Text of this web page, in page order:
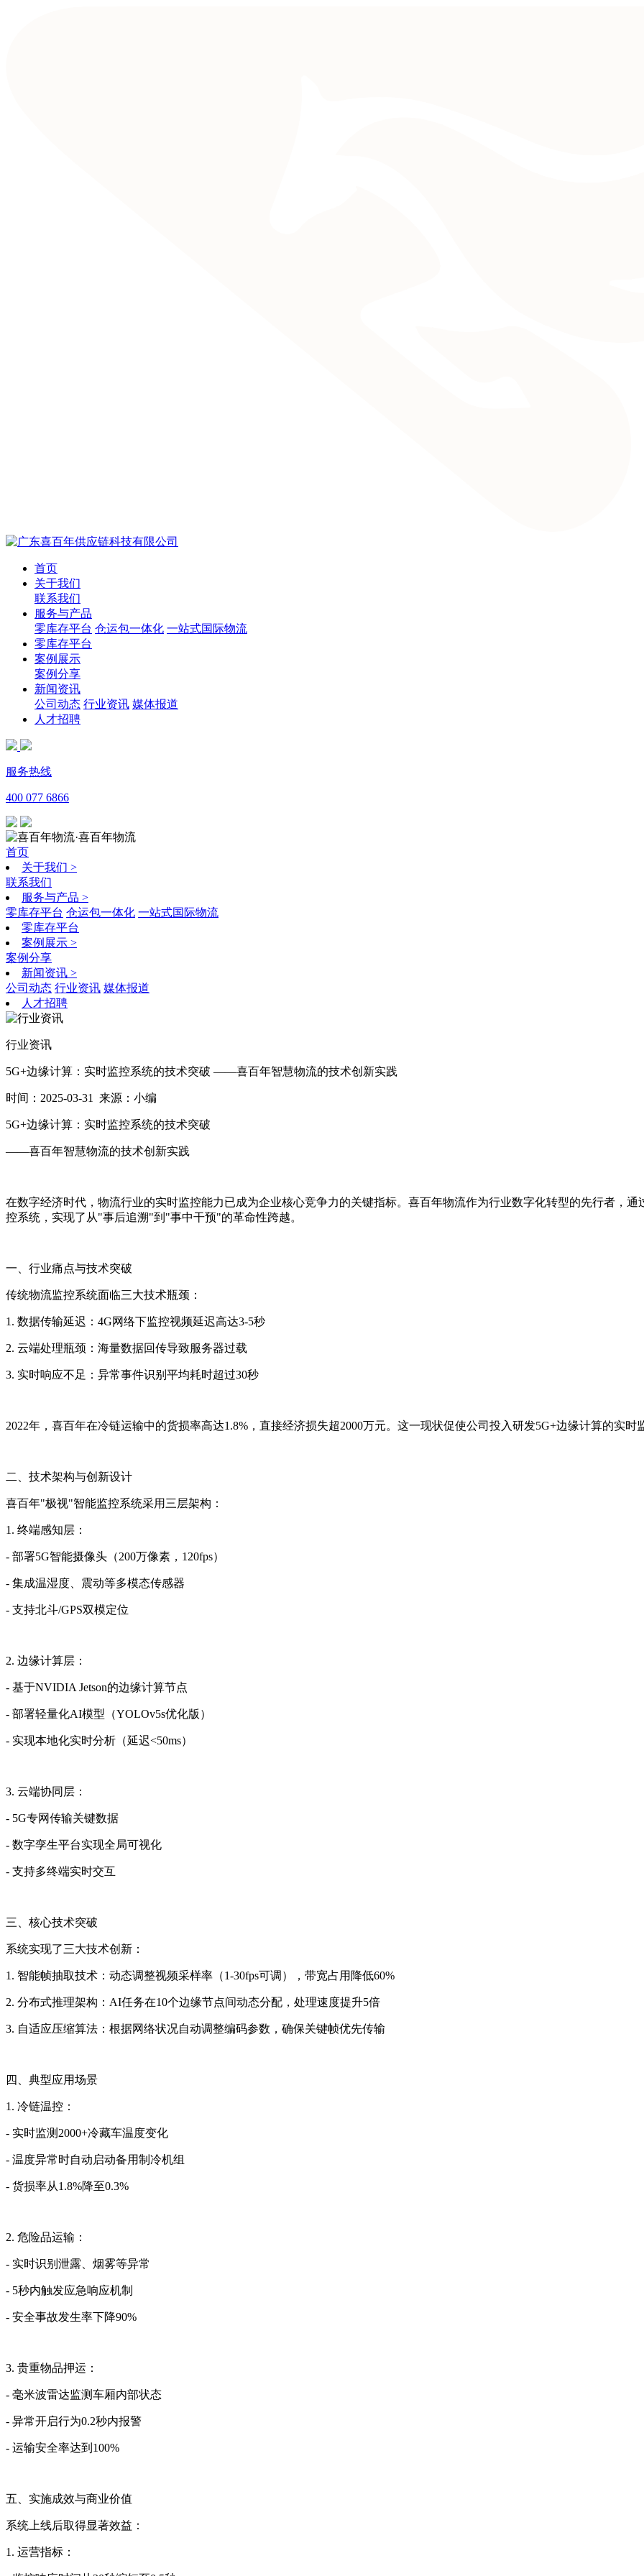
首页
关于我们
联系我们
服务与产品
零库存平台 仓运包一体化 一站式国际物流
零库存平台
案例展示
案例分享
新闻资讯
公司动态 行业资讯 媒体报道
人才招聘
服务热线
400 077 6866
·喜百年物流
首页
关于我们 >
联系我们
服务与产品 >
零库存平台 仓运包一体化 一站式国际物流
零库存平台
案例展示 >
案例分享
新闻资讯 >
公司动态 行业资讯 媒体报道
人才招聘
行业资讯
5G+边缘计算：实时监控系统的技术突破 ——喜百年智慧物流的技术创新实践
时间：2025-03-31 来源：小编
5G+边缘计算：实时监控系统的技术突破
——喜百年智慧物流的技术创新实践
在数字经济时代，物流行业的实时监控能力已成为企业核心竞争力的关键指标。喜百年物流作为行业数字化转型的先行者，
控系统，实现了从"事后追溯"到"事中干预"的革命性跨越。
一、行业痛点与技术突破
传统物流监控系统面临三大技术瓶颈：
1. 数据传输延迟：4G网络下监控视频延迟高达3-5秒
2. 云端处理瓶颈：海量数据回传导致服务器过载
3. 实时响应不足：异常事件识别平均耗时超过30秒
2022年，喜百年在冷链运输中的货损率高达1.8%，直接经济损失超2000万元。这一现状促使公司投入研发5G+边缘计算的实时
二、技术架构与创新设计
喜百年"极视"智能监控系统采用三层架构：
1. 终端感知层：
- 部署5G智能摄像头（200万像素，120fps）
- 集成温湿度、震动等多模态传感器
- 支持北斗/GPS双模定位
2. 边缘计算层：
- 基于NVIDIA Jetson的边缘计算节点
- 部署轻量化AI模型（YOLOv5s优化版）
- 实现本地化实时分析（延迟<50ms）
3. 云端协同层：
- 5G专网传输关键数据
- 数字孪生平台实现全局可视化
- 支持多终端实时交互
三、核心技术突破
系统实现了三大技术创新：
1. 智能帧抽取技术：动态调整视频采样率（1-30fps可调），带宽占用降低60%
2. 分布式推理架构：AI任务在10个边缘节点间动态分配，处理速度提升5倍
3. 自适应压缩算法：根据网络状况自动调整编码参数，确保关键帧优先传输
四、典型应用场景
1. 冷链温控：
- 实时监测2000+冷藏车温度变化
- 温度异常时自动启动备用制冷机组
- 货损率从1.8%降至0.3%
2. 危险品运输：
- 实时识别泄露、烟雾等异常
- 5秒内触发应急响应机制
- 安全事故发生率下降90%
3. 贵重物品押运：
- 毫米波雷达监测车厢内部状态
- 异常开启行为0.2秒内报警
- 运输安全率达到100%
五、实施成效与商业价值
系统上线后取得显著效益：
1. 运营指标：